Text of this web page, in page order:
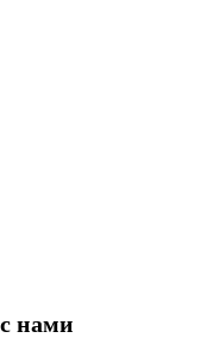
нами